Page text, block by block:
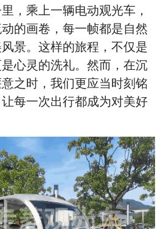
，乘上一辆电动观光车，
的画卷，每一帧都是自然
景。这样的旅程，不仅是
心灵的洗礼。然而，在沉
之时，我们更应当时刻铭
每一次出行都成为对美好